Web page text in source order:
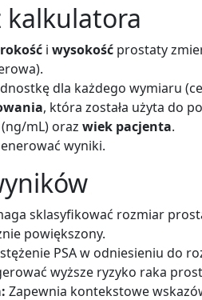
kalkulatora
i wysokość prostaty
dla każdego wymiaru
, która została użyta do
(ng/mL) oraz wiek pacjenta.
wyniki.
sklasyfikować rozmiar
powiększony.
PSA w odniesieniu do
wyższe ryzyko raka
Zapewnia kontekstowe